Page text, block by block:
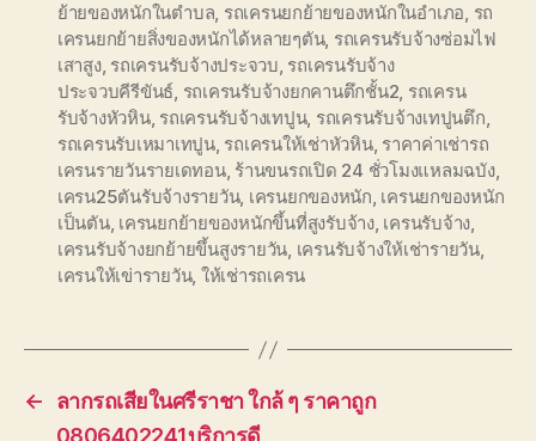
ย้ายของหนักในตำบล, รถเครนยกย้ายของหนักในอำเภอ, รถ
เครนยกย้ายสิ่งของหนักได้หลายๆตัน, รถเครนรับจ้างซ่อมไฟ
เสาสูง, รถเครนรับจ้างประจวบ, รถเครนรับจ้าง
ประจวบคีรีขันธ์, รถเครนรับจ้างยกคานตึกชั้น2, รถเครน
รับจ้างหัวหิน, รถเครนรับจ้างเทปูน, รถเครนรับจ้างเทปูนตึก,
รถเครนรับเหมาเทปูน, รถเครนให้เช่าหัวหิน, ราคาค่าเช่ารถ
เครนรายวันรายเดทอน, ร้านขนรถเปิด 24 ชั่วโมงแหลมฉบัง,
เครน25ตันรับจ้างรายวัน, เครนยกของหนัก, เครนยกของหนัก
เป็นตัน, เครนยกย้ายของหนักขึ้นที่สูงรับจ้าง, เครนรับจ้าง,
เครนรับจ้างยกย้ายขึ้นสูงรายวัน, เครนรับจ้างให้เช่ารายวัน,
เครนให้เข่ารายวัน, ให้เช่ารถเครน
←
ลากรถเสียในศรีราชา ใกล้ ๆ ราคาถูก